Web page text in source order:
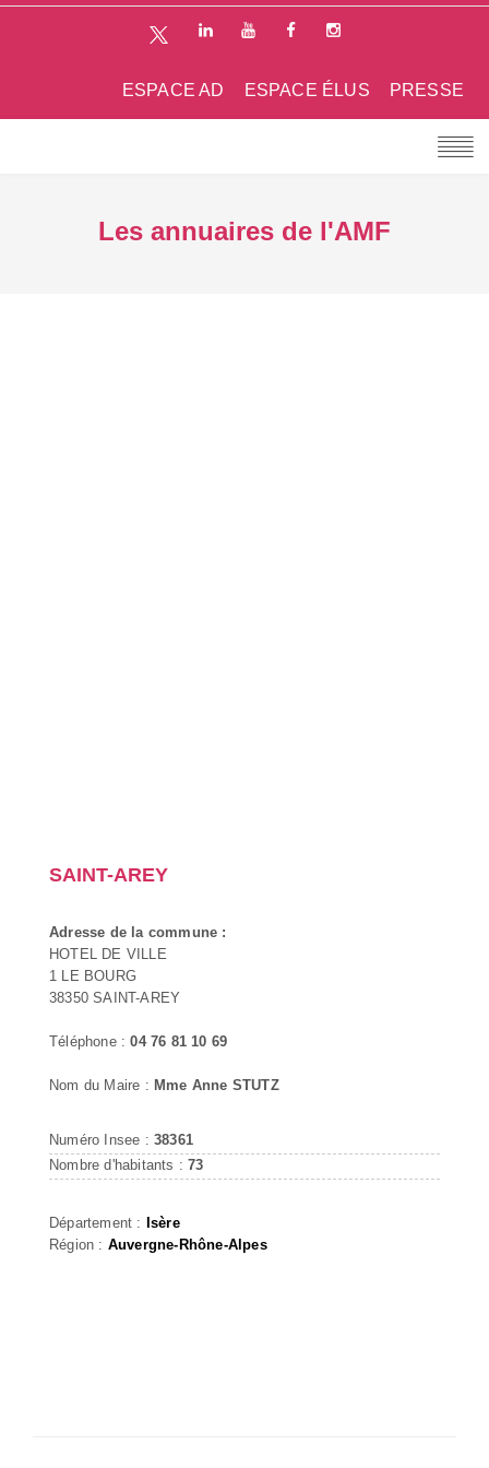
PRESSE
ESPACE ÉLUS
ESPACE AD
Les annuaires de l'AMF
SAINT-AREY
Adresse de la commune :
HOTEL DE VILLE
1 LE BOURG
38350 SAINT-AREY
Téléphone :04 76 81 10 69
Nom du Maire : Mme Anne STUTZ
Numéro Insee : 38361
Nombre d'habitants :73
Département : Isère
Région : Auvergne-Rhône-Alpes